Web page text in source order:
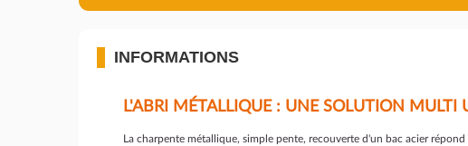
INFORMATIONS
L'ABRI MÉTALLIQUE : UNE SOLUTION MULTI
La charpente métallique, simple pente, recouverte d'un bac acier